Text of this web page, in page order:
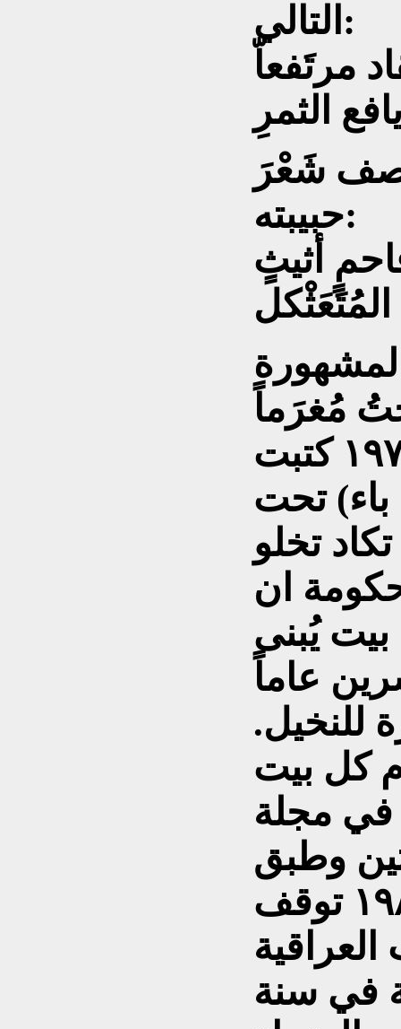
التالي:
مرتَفعاّ
الثمرِ
شَعْرَ
حبيبته:
أثيثٍ
المُتَعَثْكل
مُغرَماً
بالنخيل، وفي عام ١٩٧٧ كتبت
تحت
تخلو
ان
يُبنى
عاماً
للنخيل.
كل بيت
في مجلة
وطبق
القانون، وفي عام١٩٨٢ توقف
في سنة